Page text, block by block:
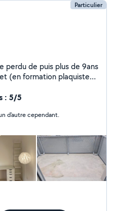
Particulier
perdu de puis plus de 9ans
(en formation plaquiste)
: 5/5
d'autre cependant.